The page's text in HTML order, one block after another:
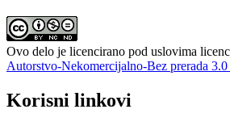
Ovo delo je licencirano pod uslovima
Autorstvo-Nekomercijalno-Bez prerada 3.0
Korisni linkovi